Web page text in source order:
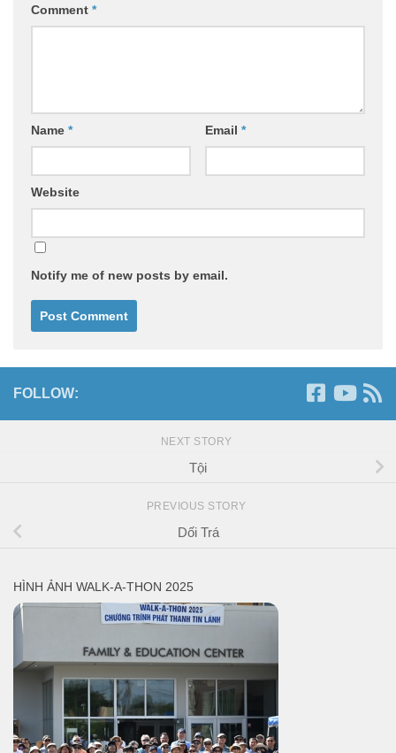
Comment *
Name * Email *
Website
Notify me of new posts by email.
FOLLOW:
NEXT STORY
Tội
PREVIOUS STORY
Dối Trá
HÌNH ẢNH WALK-A-THON 2025